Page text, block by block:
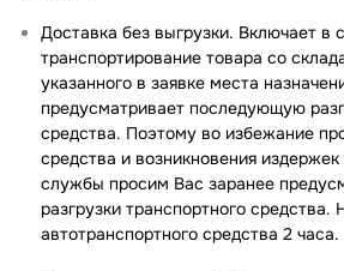
Доставка без выгрузки. Включает в
транспортирование товара со
указанного в заявке места
предусматривает последующую
средства. Поэтому во избежание
средства и возникновения
службы просим Вас заранее
разгрузки транспортного средства.
автотранспортного средства 2 часа.